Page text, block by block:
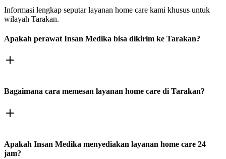
Informasi lengkap seputar layanan home care kami khusus untuk
wilayah Tarakan.
Apakah perawat Insan Medika bisa dikirim ke Tarakan?
Bagaimana cara memesan layanan home care di Tarakan?
Apakah Insan Medika menyediakan layanan home care 24
jam?